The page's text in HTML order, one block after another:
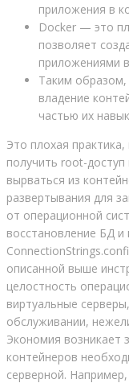
приложения в
Docker — это
позволяет
приложениями
Таким образом,
владение
частью их
Это плохая
получить root-доступ
вырваться из
развертывания для
от операционной
восстановление БД и
описанной выше
целостность
виртуальные
обслуживании,
Экономия возникает
контейнеров
серверной.